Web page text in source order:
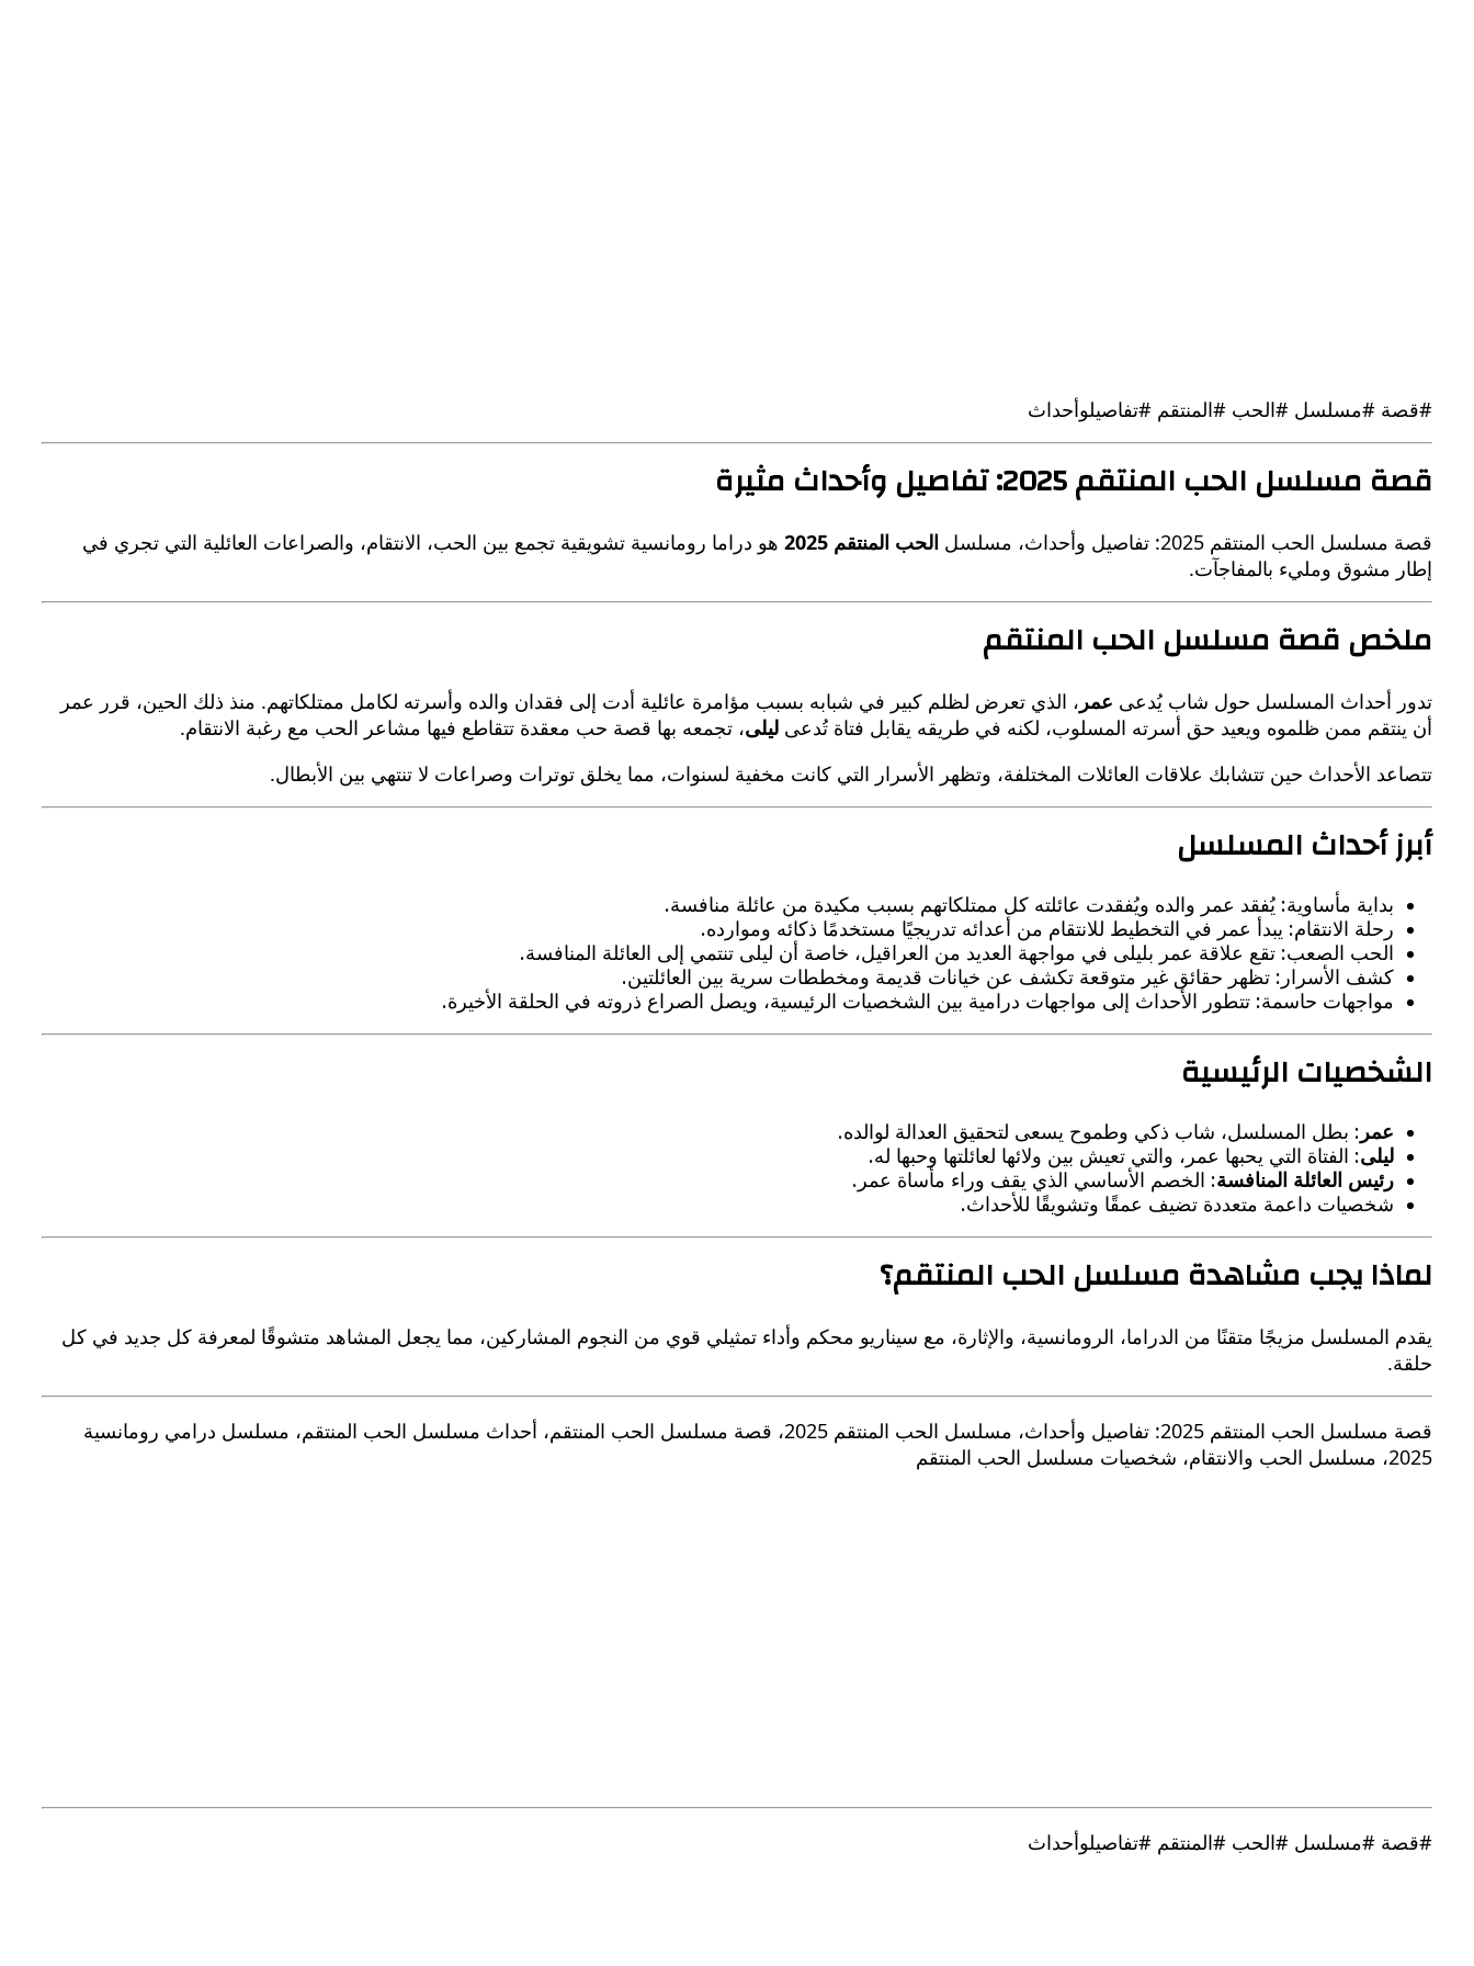
#قصة #مسلسل #الحب #المنتقم #تفاصيلوأحداث
قصة مسلسل الحب المنتقم 2025: تفاصيل وأحداث مثيرة
قصة مسلسل الحب المنتقم 2025: تفاصيل وأحداث، مسلسل الحب المنتقم 2025
هو دراما رومانسية تشويقية تجمع بين الحب، الانتقام، والصراعات العائلية التي تجري في
إطار مشوق ومليء بالمفاجآت.
ملخص قصة مسلسل الحب المنتقم
تدور أحداث المسلسل حول شاب يُدعى عمر ، الذي تعرض لظلم كبير في شبابه بسبب مؤامرة عائلية أدت إلى فقدان والده وأسرته لكامل ممتلكاتهم. منذ ذلك الحين، قرر عمر
أن ينتقم ممن ظلموه ويعيد حق أسرته المسلوب، لكنه في طريقه يقابل فتاة تُدعى ليلى، تجمعه بها قصة حب معقدة تتقاطع فيها مشاعر الحب مع رغبة الانتقام.
تتصاعد الأحداث حين تتشابك علاقات العائلات المختلفة، وتظهر الأسرار التي كانت مخفية لسنوات، مما يخلق توترات وصراعات لا تنتهي بين الأبطال.
أبرز أحداث المسلسل
بداية مأساوية: يُفقد عمر والده ويُفقدت عائلته كل ممتلكاتهم بسبب مكيدة من عائلة منافسة.
رحلة الانتقام: يبدأ عمر في التخطيط للانتقام من أعدائه تدريجيًا مستخدمًا ذكائه وموارده.
الحب الصعب: تقع علاقة عمر بليلى في مواجهة العديد من العراقيل، خاصة أن ليلى تنتمي إلى العائلة المنافسة.
كشف الأسرار: تظهر حقائق غير متوقعة تكشف عن خيانات قديمة ومخططات سرية بين العائلتين.
مواجهات حاسمة: تتطور الأحداث إلى مواجهات درامية بين الشخصيات الرئيسية، ويصل الصراع ذروته في الحلقة الأخيرة.
الشخصيات الرئيسية
عمر : بطل المسلسل، شاب ذكي وطموح يسعى لتحقيق العدالة لوالده.
ليلى: الفتاة التي يحبها عمر، والتي تعيش بين ولائها لعائلتها وحبها له.
رئيس العائلة المنافسة: الخصم الأساسي الذي يقف وراء مأساة عمر.
شخصيات داعمة متعددة تضيف عمقًا وتشويقًا للأحداث.
لماذا يجب مشاهدة مسلسل الحب المنتقم؟
يقدم المسلسل مزيجًا متقنًا من الدراما، الرومانسية، والإثارة، مع سيناريو محكم وأداء تمثيلي قوي من النجوم المشاركين، مما يجعل المشاهد متشوقًا لمعرفة كل جديد في كل
حلقة.
قصة مسلسل الحب المنتقم 2025: تفاصيل وأحداث، مسلسل الحب المنتقم 2025، قصة مسلسل الحب المنتقم، أحداث مسلسل الحب المنتقم، مسلسل درامي رومانسية
2025، مسلسل الحب والانتقام، شخصيات مسلسل الحب المنتقم
#قصة #مسلسل #الحب #المنتقم #تفاصيلوأحداث